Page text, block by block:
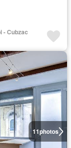
- Cubzac
11photos